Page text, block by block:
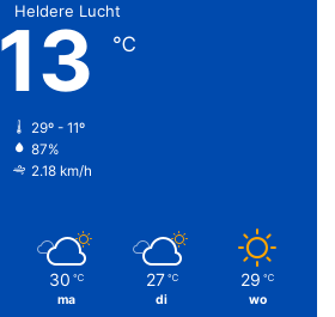
Heldere Lucht
13 ℃
29º - 11º
87%
2.18 km/h
30 ℃
ma
27 ℃
di
29 ℃
wo